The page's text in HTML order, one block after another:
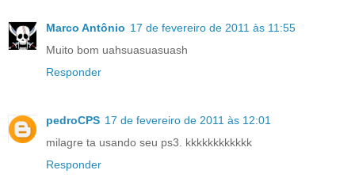
Marco Antônio 17 de fevereiro de 2011 às 11:55
Muito bom uahsuasuasuash
Responder
pedroCPS 17 de fevereiro de 2011 às 12:01
milagre ta usando seu ps3. kkkkkkkkkkkk
Responder